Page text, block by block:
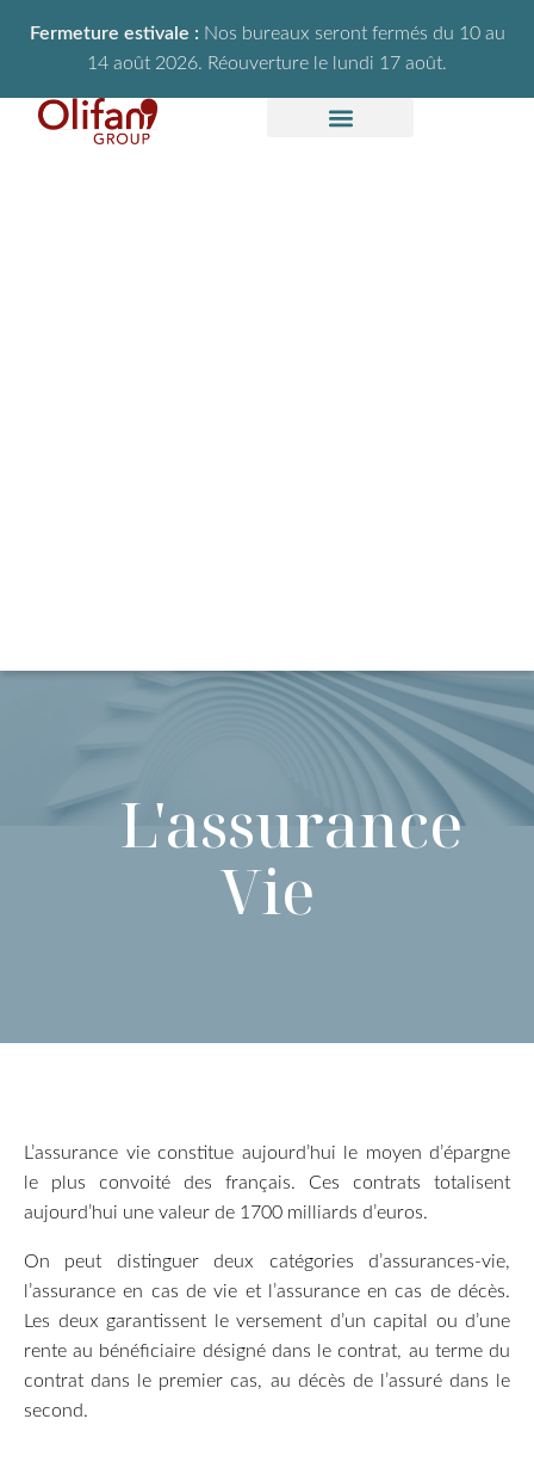
Fermeture estivale : Nos bureaux seront fermés du 10 au
14 août 2026. Réouverture le lundi 17 août.
L'assurance
Vie
L’assurance vie constitue aujourd’hui le moyen d’épargne
le plus convoité des français. Ces contrats totalisent
aujourd’hui une valeur de 1700 milliards d’euros.
On peut distinguer deux catégories d’assurances-vie,
l’assurance en cas de vie et l’assurance en cas de décès.
Les deux garantissent le versement d’un capital ou d’une
rente au bénéficiaire désigné dans le contrat, au terme du
contrat dans le premier cas, au décès de l’assuré dans le
second.